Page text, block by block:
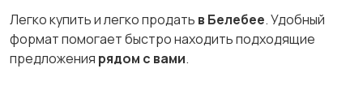
Легко купить и легко продать в Белебее. Удобный
формат помогает быстро находить подходящие
предложения рядом с вами.